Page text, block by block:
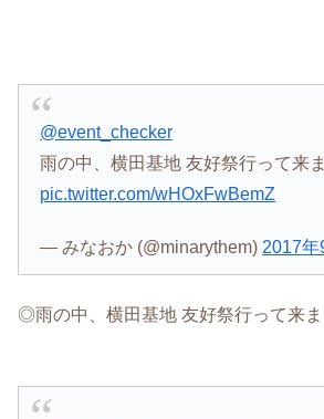
@event_checker
雨の中、横田基地 友好祭行って来
pic.twitter.com/wHOxFwBemZ
— みなおか (@minarythem) 2017年
◎雨の中、横田基地 友好祭行って来ま